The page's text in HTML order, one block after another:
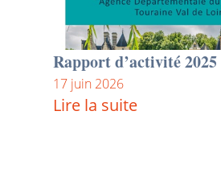
Rapport d’activité 2025
17 juin 2026
Lire la suite